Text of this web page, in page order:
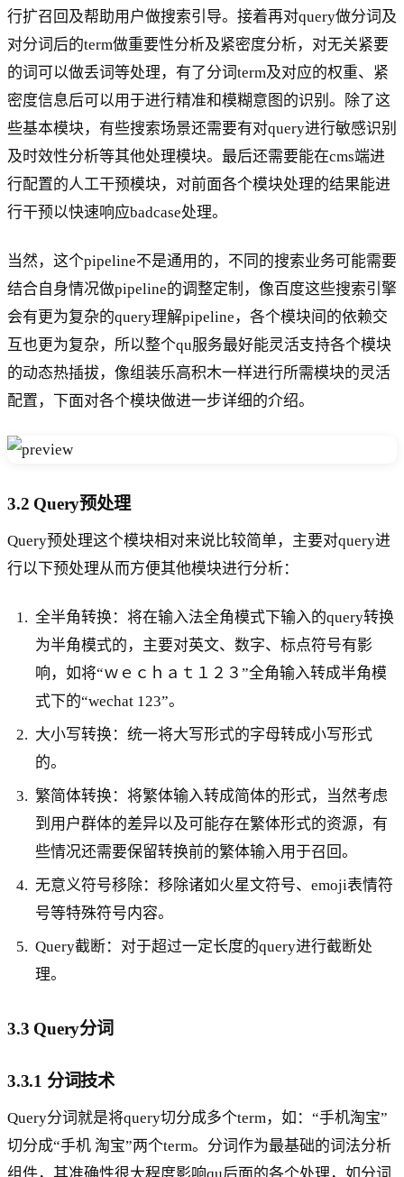
行扩召回及帮助用户做搜索引导。接着再对query做分词及
对分词后的term做重要性分析及紧密度分析，对无关紧要
的词可以做丢词等处理，有了分词term及对应的权重、紧
密度信息后可以用于进行精准和模糊意图的识别。除了这
些基本模块，有些搜索场景还需要有对query进行敏感识别
及时效性分析等其他处理模块。最后还需要能在cms端进
行配置的人工干预模块，对前面各个模块处理的结果能进
行干预以快速响应badcase处理。
当然，这个pipeline不是通用的，不同的搜索业务可能需要
结合自身情况做pipeline的调整定制，像百度这些搜索引擎
会有更为复杂的query理解pipeline，各个模块间的依赖交
互也更为复杂，所以整个qu服务最好能灵活支持各个模块
的动态热插拔，像组装乐高积木一样进行所需模块的灵活
配置，下面对各个模块做进一步详细的介绍。
3.2 Query预处理
Query预处理这个模块相对来说比较简单，主要对query进
行以下预处理从而方便其他模块进行分析：
全半角转换：将在输入法全角模式下输入的query转换
为半角模式的，主要对英文、数字、标点符号有影
响，如将“ｗｅｃｈａｔ１２３”全角输入转成半角模
式下的“wechat 123”。
大小写转换：统一将大写形式的字母转成小写形式
的。
繁简体转换：将繁体输入转成简体的形式，当然考虑
到用户群体的差异以及可能存在繁体形式的资源，有
些情况还需要保留转换前的繁体输入用于召回。
无意义符号移除：移除诸如火星文符号、emoji表情符
号等特殊符号内容。
Query截断：对于超过一定长度的query进行截断处
理。
3.3 Query分词
3.3.1 分词技术
Query分词就是将query切分成多个term，如：“手机淘宝”
切分成“手机 淘宝”两个term。分词作为最基础的词法分析